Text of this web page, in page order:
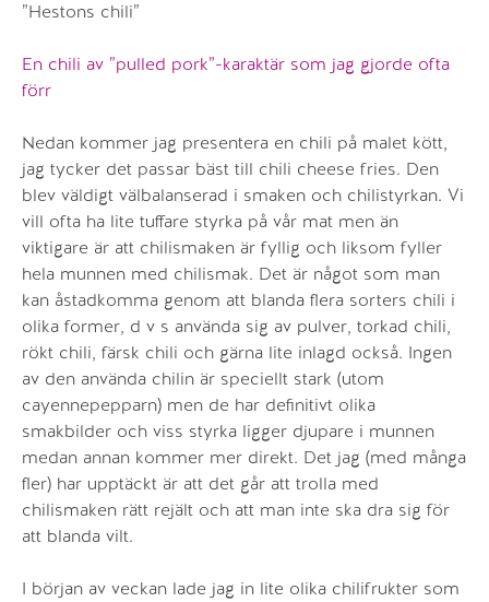
”Hestons chili”
En chili av ”pulled pork”-karaktär som jag gjorde ofta
förr
Nedan kommer jag presentera en chili på malet kött,
jag tycker det passar bäst till chili cheese fries. Den
blev väldigt välbalanserad i smaken och chilistyrkan. Vi
vill ofta ha lite tuffare styrka på vår mat men än
viktigare är att chilismaken är fyllig och liksom fyller
hela munnen med chilismak. Det är något som man
kan åstadkomma genom att blanda flera sorters chili i
olika former, d v s använda sig av pulver, torkad chili,
rökt chili, färsk chili och gärna lite inlagd också. Ingen
av den använda chilin är speciellt stark (utom
cayennepepparn) men de har definitivt olika
smakbilder och viss styrka ligger djupare i munnen
medan annan kommer mer direkt. Det jag (med många
fler) har upptäckt är att det går att trolla med
chilismaken rätt rejält och att man inte ska dra sig för
att blanda vilt.
I början av veckan lade jag in lite olika chilifrukter som